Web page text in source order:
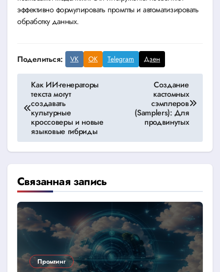
эффективно формулировать промпты и автоматизировать
обработку данных.
Поделиться: VK OK Telegram Дзен
Навигация
записям
Как ИИ-генераторы
текста могут
создавать
культурные
кроссоверы и новые
языковые гибриды
Создание
кастомных
сэмплеров
(Samplers): Для
продвинутых
Связанная запись
Промтинг